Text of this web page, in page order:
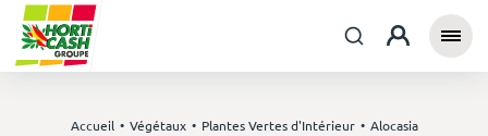
Accueil Végétaux Plantes Vertes d'Intérieur Alocasia